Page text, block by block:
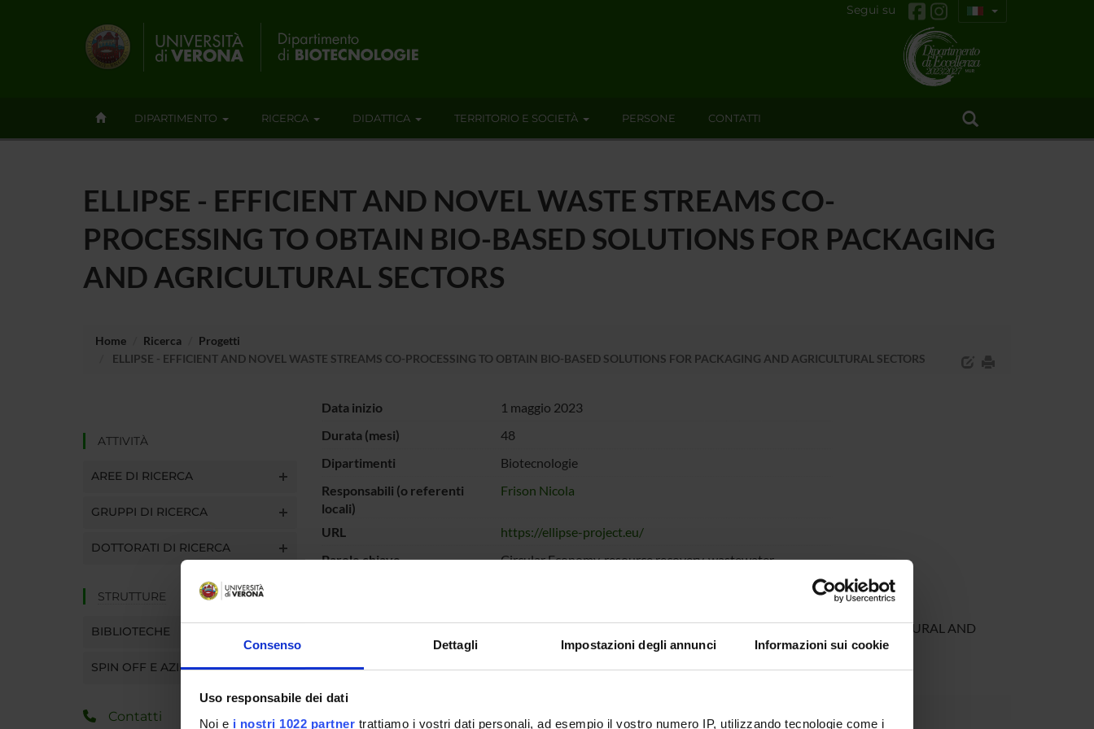
Consenso Dettagli Impostazioni degli annunci Informazioni sui cookie
Uso responsabile dei dati
Noi e i nostri 1022 partner trattiamo i vostri dati personali, ad esempio il vostro numero IP, utilizzando tecnologie come i
Segui su
DIPARTIMENTO RICERCA DIDATTICA TERRITORIO E SOCIETÀ PERSONE CONTATTI
ELLIPSE - EFFICIENT AND NOVEL WASTE STREAMS CO-
PROCESSING TO OBTAIN BIO-BASED SOLUTIONS FOR PACKAGING
AND AGRICULTURAL SECTORS
Home Ricerca
Progetti
ELLIPSE - EFFICIENT AND NOVEL WASTE STREAMS CO-PROCESSING TO OBTAIN BIO-BASED SOLUTIONS FOR PACKAGING AND AGRICULTURAL SECTORS
ATTIVITÀ
AREE DI RICERCA
GRUPPI DI RICERCA
DOTTORATI DI RICERCA
STRUTTURE
BIBLIOTECHE
SPIN OFF E AZIENDE
Contatti
Data inizio
1 maggio 2023
Durata (mesi)
48
Dipartimenti
Biotecnologie
Responsabili (o referenti
locali)
Frison Nicola
URL
https://ellipse-project.eu/
Parole chiave
Circular Economy, resource recovery, wastewater
VALORISATION OF PAPER AND PULP SLUDGE TO PRODUCE COST-EFFICIENT PHAS FOR AGRICULTURAL AND
PERSONAL CARE APPLICATIONS